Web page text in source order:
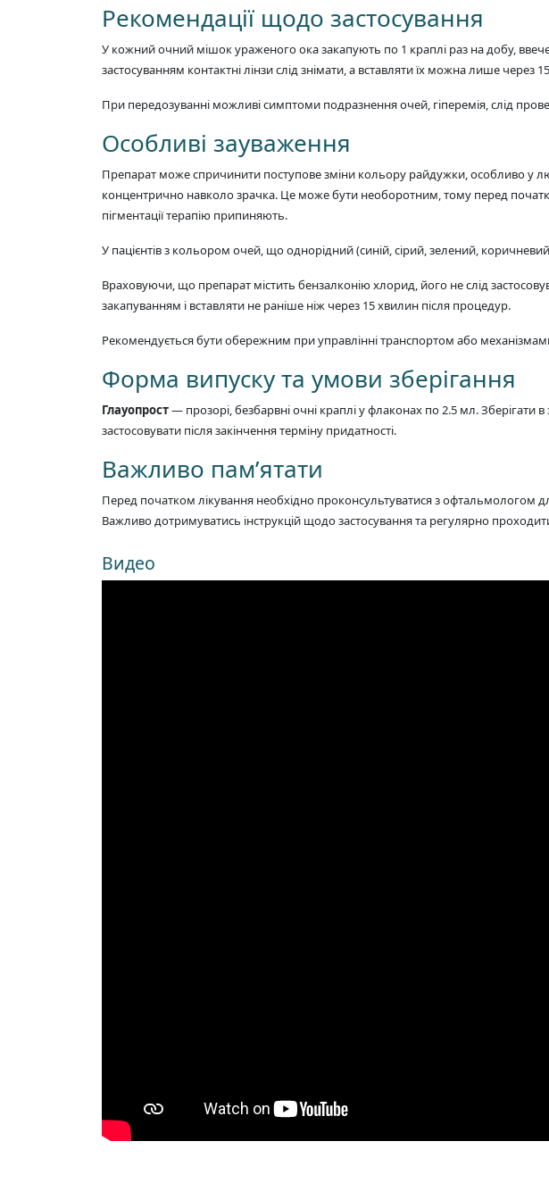
Рекомендації щодо застосування
У кожний очний мішок ураженого ока закапують по 1 краплі раз на добу,
застосуванням контактні лінзи слід знімати, а вставляти їх можна лише через
При передозуванні можливі симптоми подразнення очей, гіперемія, слід
Особливі зауваження
Препарат може спричинити поступове зміни кольору райдужки, особливо у
концентрично навколо зрачка. Це може бути необоротним, тому перед
пігментації терапію припиняють.
У пацієнтів з кольором очей, що однорідний (синій, сірий, зелений,
Враховуючи, що препарат містить бензалконію хлорид, його не слід
закапуванням і вставляти не раніше ніж через 15 хвилин після процедур.
Рекомендується бути обережним при управлінні транспортом або
Форма випуску та умови зберігання
Глауопрост— прозорі, безбарвні очні краплі у флаконах по 2.5 мл. Зберігати
застосовувати після закінчення терміну придатності.
Важливо пам’ятати
Перед початком лікування необхідно проконсультуватися з офтальмологом
Важливо дотримуватись інструкцій щодо застосування та регулярно
Видео